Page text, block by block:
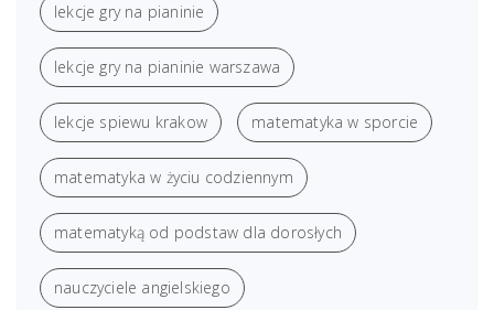
lekcje gry na pianinie
lekcje gry na pianinie warszawa
lekcje spiewu krakow matematyka w sporcie
matematyka w życiu codziennym
matematyką od podstaw dla dorosłych
nauczyciele angielskiego